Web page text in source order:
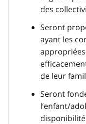
des
Seront
ayant les
de leur
Seront
l’enfant/